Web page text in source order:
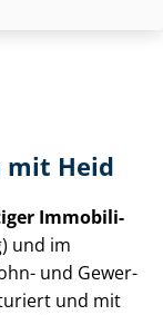
mit Heid
Im­mo­bi­li­
und im
und Ge­wer­
und mit